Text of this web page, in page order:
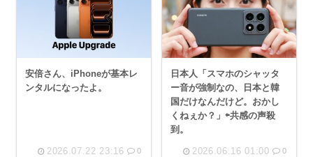
安倍さん、iPhoneが基本レ
ンタルになったよ。
2026.07.22 23:16 0
日本人「スマホのシャッタ
ー音が強制なの、日本と韓
国だけなんだけど。おかし
くねぇか？」⇦共感の声殺
到。
2026.06.16 01:00 0